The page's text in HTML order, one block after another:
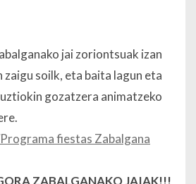
jai zoriontsuak izan
soilk, eta baita lagun eta
gozatzera animatzeko
fiestas Zabalgana
ZABALGANAKO JAIAK!!!